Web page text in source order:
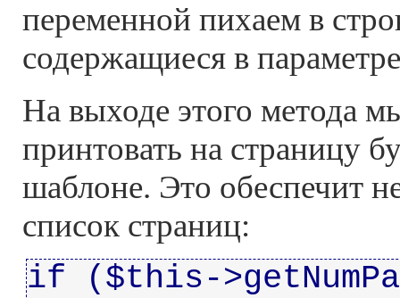
переменной пихаем в
содержащиеся в
На выходе этого метода
принтовать на страницу
шаблоне. Это обеспечит
список страниц:
if ($this-